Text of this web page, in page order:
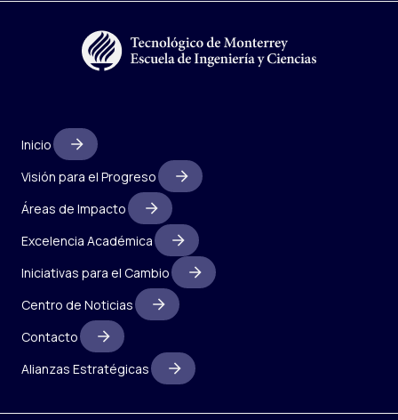
Inicio
Visión para el Progreso
Áreas de Impacto
Excelencia Académica
Iniciativas para el Cambio
Centro de Noticias
Contacto
Alianzas Estratégicas